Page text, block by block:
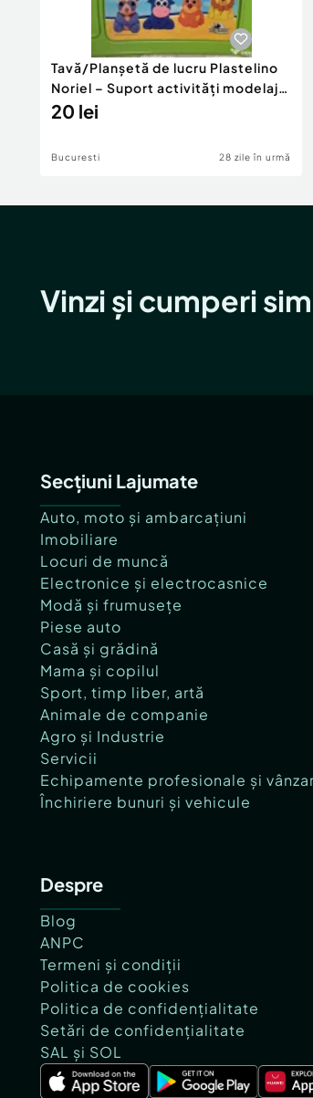
Tavă/Planșetă de lucru Plastelino
Noriel – Suport activități modelaj
copii
20 lei
Bucuresti 28 zile în urmă
Vinzi și cumperi
Secțiuni Lajumate
Auto, moto și ambarcațiuni
Imobiliare
Locuri de muncă
Electronice și electrocasnice
Modă și frumusețe
Piese auto
Casă și grădină
Mama și copilul
Sport, timp liber, artă
Animale de companie
Agro și Industrie
Servicii
Echipamente profesionale și
Închiriere bunuri și vehicule
Despre
Blog
ANPC
Termeni și condiții
Politica de cookies
Politica de confidențialitate
Setări de confidențialitate
SAL și SOL